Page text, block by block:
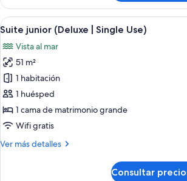
junior
(Deluxe)
Abrir
todas
las
fotos
de
Suite
junior
(Deluxe
Single
5
Suite junior (Deluxe | Single Use)
Vista al mar
51 m²
1 habitación
1 huésped
1 cama de matrimonio grande
Wifi gratis
Ver más detalles
Más
Consultar